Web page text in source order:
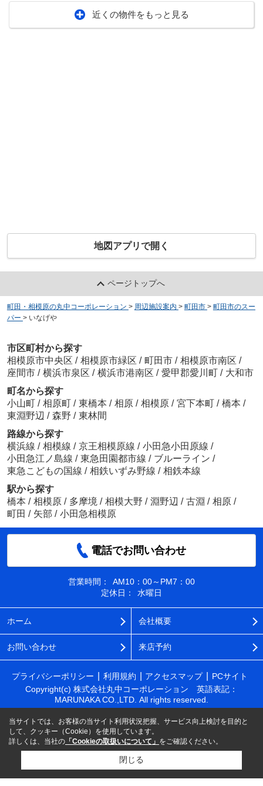
近くの物件をもっと見る
地図アプリで開く
ページトップへ
町田・相模原の丸中コーポレーション > 周辺施設案内 > 町田市 > 町田市のスー
パー > いなげや
市区町村から探す
相模原市中央区 / 相模原市緑区 / 町田市 / 相模原市南区 /
座間市 / 横浜市泉区 / 横浜市港南区 / 愛甲郡愛川町 / 大和市
町名から探す
小山町 / 相原町 / 東橋本 / 相原 / 相模原 / 宮下本町 / 橋本 /
東淵野辺 / 森野 / 東林間
路線から探す
横浜線 / 相模線 / 京王相模原線 / 小田急小田原線 /
小田急江ノ島線 / 東急田園都市線 / ブルーライン /
東急こどもの国線 / 相鉄いずみ野線 / 相鉄本線
駅から探す
橋本 / 相模原 / 多摩境 / 相模大野 / 淵野辺 / 古淵 / 相原 /
町田 / 矢部 / 小田急相模原
電話でお問い合わせ
営業時間：
AM10：00～PM7：00
定休日：
水曜日
ホーム 会社概要
お問い合わせ 来店予約
プライバシーポリシー 利用規約 アクセスマップ
PCサイト
Copyright(c) 株式会社丸中コーポレーション 英語表記：
MARUNAKA CO.,LTD. All rights reserved.
当サイトでは、お客様の当サイト利用状況把握、サービス向上検討を目的と
して、クッキー（Cookie）を使用しています。
詳しくは、当社の 「Cookieの取扱いについて」 をご確認ください。
閉じる